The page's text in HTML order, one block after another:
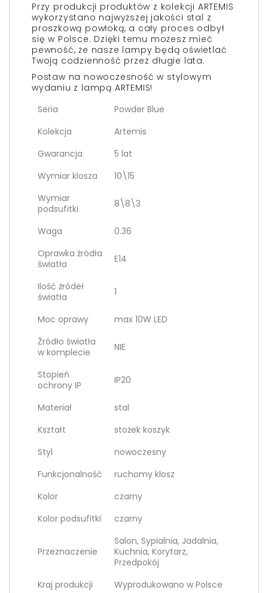
Przy produkcji produktów z kolekcji ARTEMIS
wykorzystano najwyższej jakości stal z
proszkową powłoką, a cały proces odbył
się w Polsce. Dzięki temu możesz mieć
pewność, że nasze lampy będą oświetlać
Twoją codzienność przez długie lata.
Postaw na nowoczesność w stylowym
wydaniu z lampą ARTEMIS!
Seria
Powder Blue
Kolekcja
Artemis
Gwarancja
5 lat
Wymiar klosza
10\15
Wymiar
podsufitki
8\8\3
Waga
0.36
Oprawka źródła
światła
E14
Ilość żródeł
światła
1
Moc oprawy
max 10W LED
Źródło światła
w komplecie
NIE
Stopień
ochrony IP
IP20
Materiał
stal
Kształt
stożek koszyk
Styl
nowoczesny
Funkcjonalność
ruchomy klosz
Kolor
czarny
Kolor podsufitki
czarny
Przeznaczenie
Salon, Sypialnia, Jadalnia,
Kuchnia, Korytarz,
Przedpokój
Kraj produkcji
Wyprodukowano w Polsce